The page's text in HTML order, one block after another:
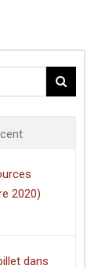
2020)
dans